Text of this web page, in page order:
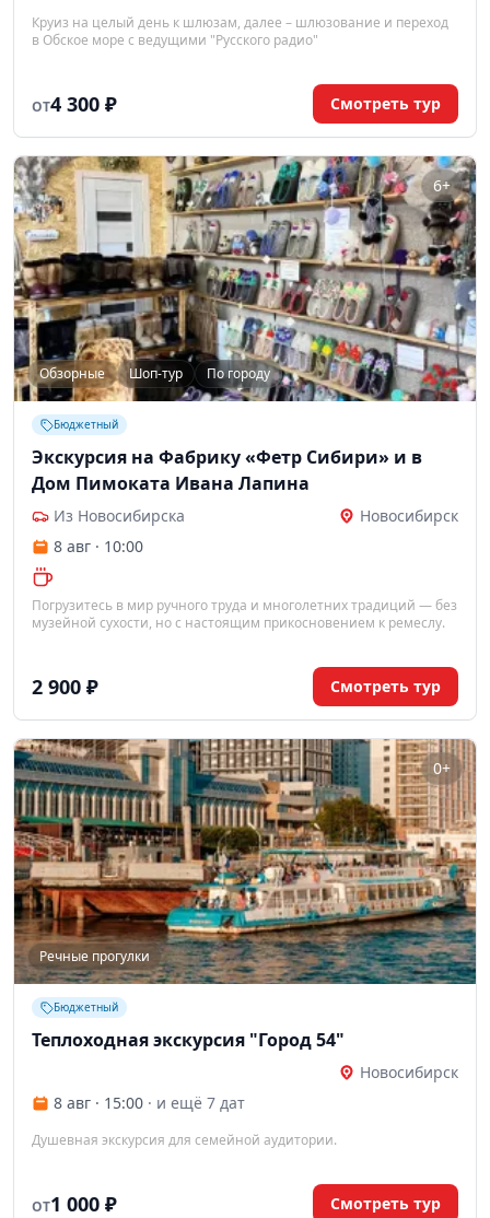
Круиз на целый день к шлюзам, далее – шлюзование и переход
в Обское море с ведущими "Русского радио"
ОТ4 300 ₽ Смотреть тур
6+
Обзорные Шоп-тур По городу
Бюджетный
Экскурсия на Фабрику «Фетр Сибири» и в
Дом Пимоката Ивана Лапина
Из Новосибирска
Новосибирск
8 авг · 10:00
Погрузитесь в мир ручного труда и многолетних традиций — без
музейной сухости, но с настоящим прикосновением к ремеслу.
2 900 ₽ Смотреть тур
0+
Речные прогулки
Бюджетный
Теплоходная экскурсия "Город 54"
Новосибирск
8 авг · 15:00 · и ещё 7 дат
Душевная экскурсия для семейной аудитории.
ОТ1 000 ₽ Смотреть тур